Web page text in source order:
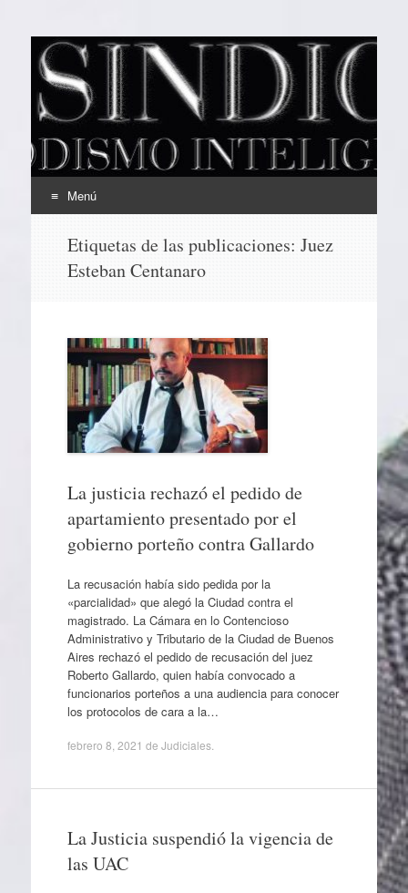
EL SINDICAL
Periodismo Inteligente
Menú
contenido
Etiquetas de las publicaciones: Juez
Esteban Centanaro
La justicia rechazó el pedido de
apartamiento presentado por el
gobierno porteño contra Gallardo
La recusación había sido pedida por la
«parcialidad» que alegó la Ciudad contra el
magistrado. La Cámara en lo Contencioso
Administrativo y Tributario de la Ciudad de Buenos
Aires rechazó el pedido de recusación del juez
Roberto Gallardo, quien había convocado a
funcionarios porteños a una audiencia para conocer
los protocolos de cara a la…
febrero 8, 2021 de Judiciales.
La Justicia suspendió la vigencia de
las UAC